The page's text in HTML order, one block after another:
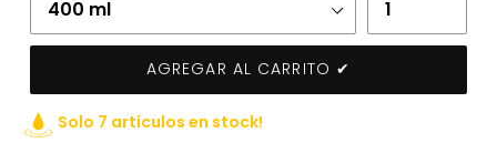
AGREGAR AL CARRITO ✔
Solo 7 artículos en stock!